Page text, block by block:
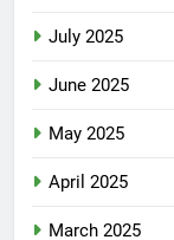
July 2025
June 2025
May 2025
April 2025
March 2025